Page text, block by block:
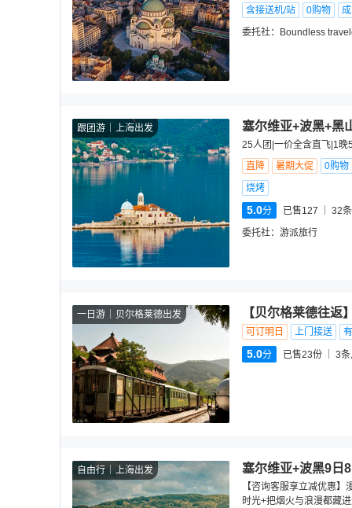
含接送机/站 0购物
委托社：
Boundless
跟团游 上海出发 塞尔维亚+波黑+黑
25人团|一价全含直飞|1
直降
暑期大促
0购物
烧烤
5.0分 已售127 32
委托社： 游派旅行
一日游 贝尔格莱德出发 【贝尔格莱德往返
可订明日 上门接送
5.0分 已售23份 3
自由行 上海出发 塞尔维亚+波黑9日
【咨询客服享立减优惠
时光+把烟火与浪漫都藏